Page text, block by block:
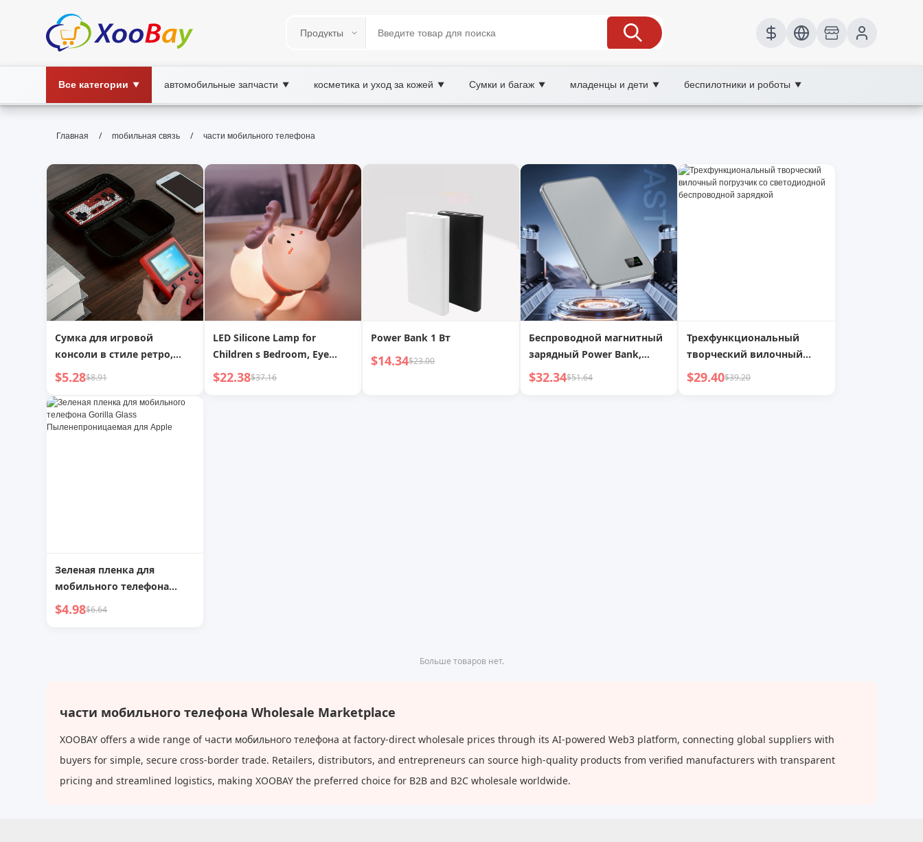
Все категории ▼ автомобильные запчасти ▼ косметика и уход за кожей ▼ Сумки и багаж ▼ младенцы и дети ▼ беспилотники и роботы ▼
части мобильного телефона | XOOBAY B2B/B2C Marketplace
Каталог запчастей для смартфонов: экраны, аккумуляторы, камеры, шлейфы, корпуса и другие детали для ремонта.
Главная / mобильная связь / части мобильного телефона
Сумка для игровой
консоли в стиле ретро,
портативная мини-
консольная сумка,
студенческая сумка, сумка
для хранения электронных
$5.28$8.91
LED Silicone Lamp for
Children s Bedroom, Eye
Protection Bedside
Rechargeable Baby Night
$22.38$37.16
Power Bank 1 Вт
$14.34$23.00
Беспроводной магнитный
зарядный Power Bank,
подходит для Android
Apple Magsafe, внешний
$32.34$51.64
Трехфункциональный
творческий вилочный
погрузчик со
светодиодной
$29.40$39.20
Зеленая пленка для
мобильного телефона
Gorilla Glass
Пыленепроницаемая для
$4.98$6.64
Больше товаров нет.
части мобильного телефона Wholesale Marketplace
XOOBAY offers a wide range of части мобильного телефона at factory-direct wholesale prices through its AI-powered Web3 platform, connecting global suppliers with
buyers for simple, secure cross-border trade. Retailers, distributors, and entrepreneurs can source high-quality products from verified manufacturers with transparent
pricing and streamlined logistics, making XOOBAY the preferred choice for B2B and B2C wholesale worldwide.